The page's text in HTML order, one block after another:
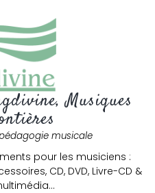
Musiques
musicale
pour les musiciens :
CD, DVD, Livre-CD &